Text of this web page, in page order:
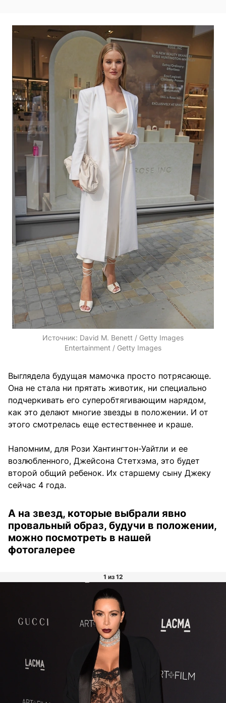
Источник: David M. Benett / Getty Images
Entertainment / Getty Images
Выглядела будущая мамочка просто потрясающе.
Она не стала ни прятать животик, ни специально
подчеркивать его суперобтягивающим нарядом,
как это делают многие звезды в положении. И от
этого смотрелась еще естественнее и краше.
Напомним, для Рози Хантингтон-Уайтли и ее
возлюбленного, Джейсона Стетхэма, это будет
второй общий ребенок. Их старшему сыну Джеку
сейчас 4 года.
А на звезд, которые выбрали явно
провальный образ, будучи в положении,
можно посмотреть в нашей
фотогалерее
1 из 12